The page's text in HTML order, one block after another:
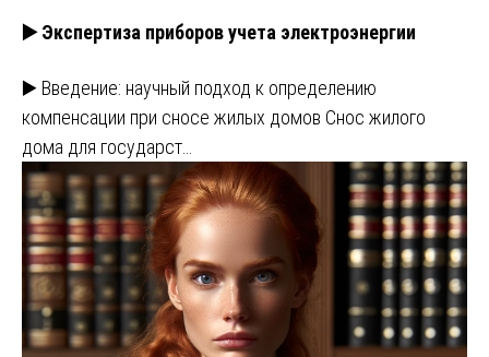
▶️ Экспертиза приборов учета электроэнергии
▶️ Введение: научный подход к определению
компенсации при сносе жилых домов Снос жилого
дома для государст…